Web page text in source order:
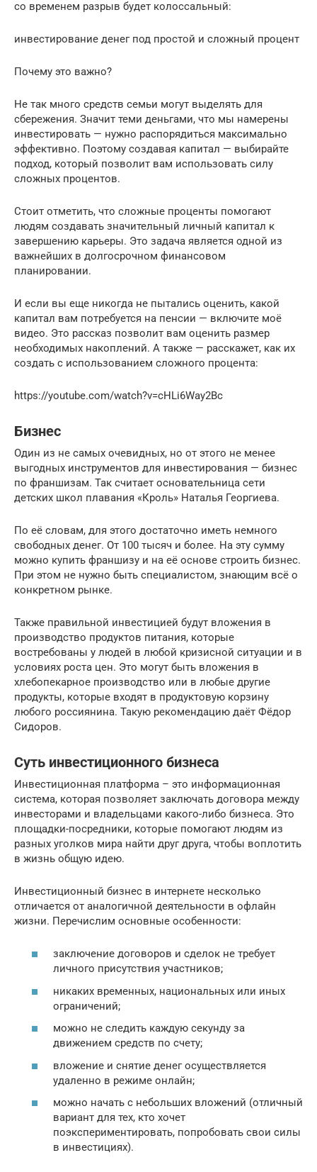
со временем разрыв будет колоссальный:
инвестирование денег под простой и сложный процент
Почему это важно?
Не так много средств семьи могут выделять для
сбережения. Значит теми деньгами, что мы намерены
инвестировать — нужно распорядиться максимально
эффективно. Поэтому создавая капитал — выбирайте
подход, который позволит вам использовать силу
сложных процентов.
Стоит отметить, что сложные проценты помогают
людям создавать значительный личный капитал к
завершению карьеры. Это задача является одной из
важнейших в долгосрочном финансовом
планировании.
И если вы еще никогда не пытались оценить, какой
капитал вам потребуется на пенсии — включите моё
видео. Это рассказ позволит вам оценить размер
необходимых накоплений. А также — расскажет, как их
создать с использованием сложного процента:
https://youtube.com/watch?v=cHLi6Way2Bc
Бизнес
Один из не самых очевидных, но от этого не менее
выгодных инструментов для инвестирования — бизнес
по франшизам. Так считает основательница сети
детских школ плавания «Кроль» Наталья Георгиева.
По её словам, для этого достаточно иметь немного
свободных денег. От 100 тысяч и более. На эту сумму
можно купить франшизу и на её основе строить бизнес.
При этом не нужно быть специалистом, знающим всё о
конкретном рынке.
Также правильной инвестицией будут вложения в
производство продуктов питания, которые
востребованы у людей в любой кризисной ситуации и в
условиях роста цен. Это могут быть вложения в
хлебопекарное производство или в любые другие
продукты, которые входят в продуктовую корзину
любого россиянина. Такую рекомендацию даёт Фёдор
Сидоров.
Суть инвестиционного бизнеса
Инвестиционная платформа – это информационная
система, которая позволяет заключать договора между
инвесторами и владельцами какого-либо бизнеса. Это
площадки-посредники, которые помогают людям из
разных уголков мира найти друг друга, чтобы воплотить
в жизнь общую идею.
Инвестиционный бизнес в интернете несколько
отличается от аналогичной деятельности в офлайн
жизни. Перечислим основные особенности:
заключение договоров и сделок не требует
личного присутствия участников;
никаких временных, национальных или иных
ограничений;
можно не следить каждую секунду за
движением средств по счету;
вложение и снятие денег осуществляется
удаленно в режиме онлайн;
можно начать с небольших вложений (отличный
вариант для тех, кто хочет
поэкспериментировать, попробовать свои силы
в инвестициях).